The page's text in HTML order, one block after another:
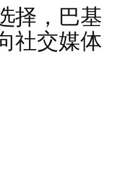
择，巴基
社交媒体